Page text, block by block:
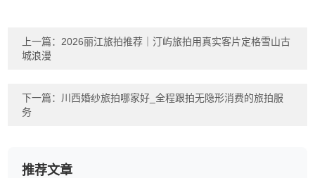
上一篇： 2026丽江旅拍推荐｜汀屿旅拍用真实客片定格雪山古
城浪漫
下一篇： 川西婚纱旅拍哪家好_全程跟拍无隐形消费的旅拍服
务
推荐文章